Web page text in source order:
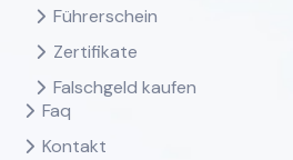
Führerschein
Zertifikate
Falschgeld kaufen
Faq
Kontakt